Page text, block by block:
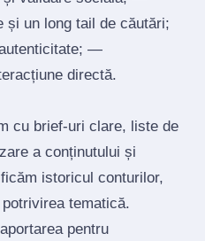
și un long tail de căutări;
—
directă.
cu brief‑uri clare, liste de
a conținutului și
istoricul conturilor,
tematică.
pentru